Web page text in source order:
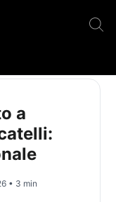
a
• 3 min